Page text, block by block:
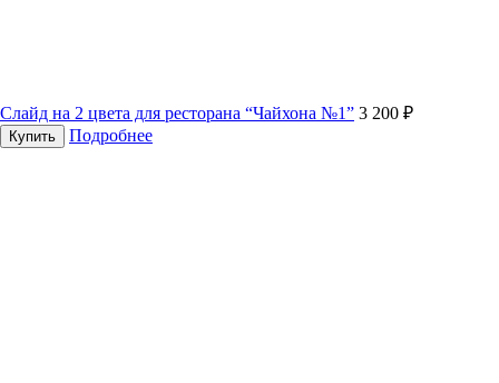
Слайд на 2 цвета для ресторана “Чайхона №1” 3 200 ₽
Купить Подробнее